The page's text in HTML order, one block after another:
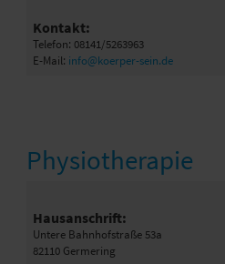
Kontakt:
Telefon: 08141/5263963
E-Mail: info@koerper-sein.de
Physiotherapie
Hausanschrift:
Untere Bahnhofstraße 53a
82110 Germering